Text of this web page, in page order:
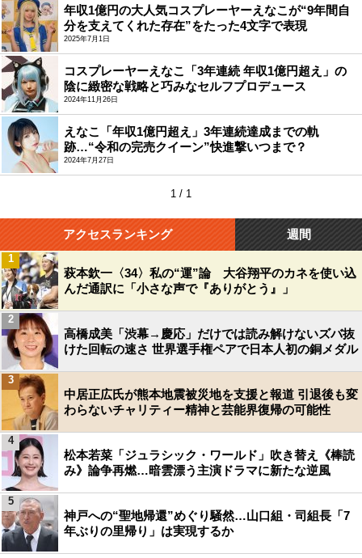
年収1億円の大人気コスプレーヤーえなこが“9年間自
分を支えてくれた存在”をたった4文字で表現
2025年7月1日
コスプレーヤーえなこ「3年連続 年収1億円超え」の
陰に緻密な戦略と巧みなセルフプロデュース
2024年11月26日
えなこ「年収1億円超え」3年連続達成までの軌
跡…“令和の完売クイーン”快進撃いつまで？
2024年7月27日
1 / 1
アクセスランキング 週間
萩本欽一〈34〉私の“運”論 大谷翔平のカネを使い込
んだ通訳に「小さな声で『ありがとう』」
1
高橋成美「渋幕→慶応」だけでは読み解けないズバ抜
けた回転の速さ 世界選手権ペアで日本人初の銅メダル
2
中居正広氏が熊本地震被災地を支援と報道 引退後も変
わらないチャリティー精神と芸能界復帰の可能性
3
松本若菜「ジュラシック・ワールド」吹き替え《棒読
み》論争再燃…暗雲漂う主演ドラマに新たな逆風
4
神戸への“聖地帰還”めぐり騒然…山口組・司組長「7
年ぶりの里帰り」は実現するか
5